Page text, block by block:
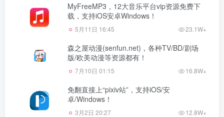
MyFreeMP3，12大音乐平台vip资源免费下
载，支持iOS安卓Windows！
5月11日 16:45 23.1W+
森之屋动漫(senfun.net)，各种TV/BD/剧场
版/欧美动漫等资源都有！
7月10日 01:15 16.8W+
免翻直接上“pixiv站”，支持iOS/安
卓/Windows！
3月2日 20:27 12.8W+